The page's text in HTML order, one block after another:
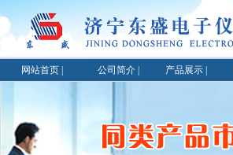
网站首页 公司简介| 产品展示|